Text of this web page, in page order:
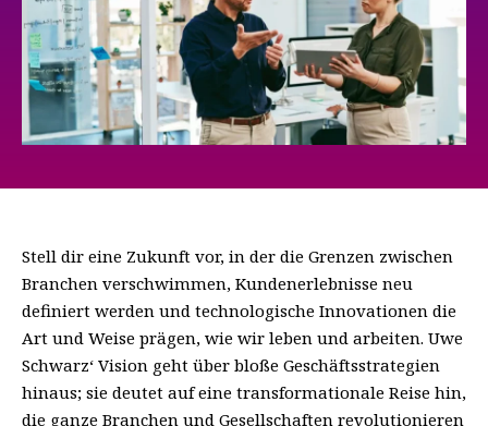
Stell dir eine Zukunft vor, in der die Grenzen zwischen
Branchen verschwimmen, Kundenerlebnisse neu
definiert werden und technologische Innovationen die
Art und Weise prägen, wie wir leben und arbeiten. Uwe
Schwarz‘ Vision geht über bloße Geschäftsstrategien
hinaus; sie deutet auf eine transformationale Reise hin,
die ganze Branchen und Gesellschaften revolutionieren